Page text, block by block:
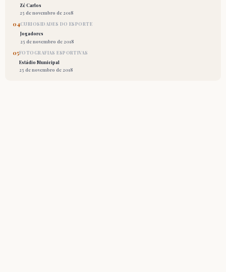
Zé Carlos
25 de novembro de 2018
04CURIOSIDADES DO ESPORTE
Jogadores
25 de novembro de 2018
05FOTOGRAFIAS ESPORTIVAS
Estádio Municipal
25 de novembro de 2018